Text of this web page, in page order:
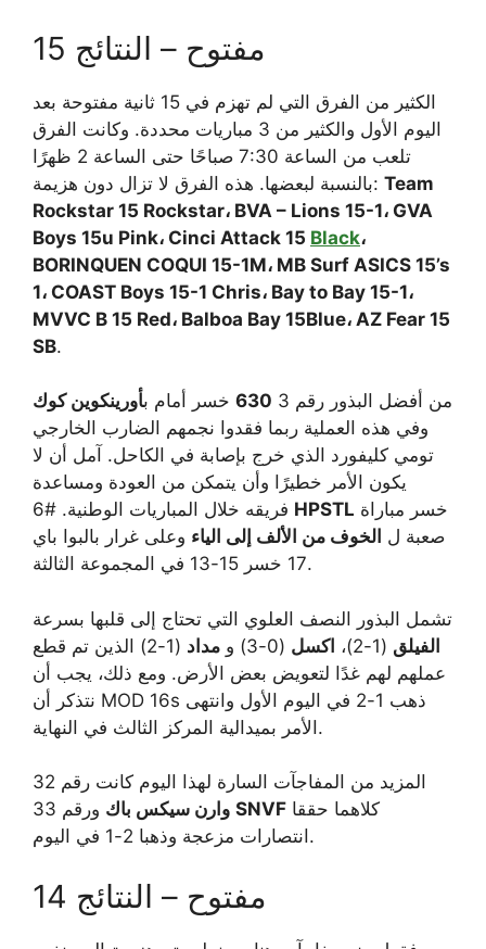
15 مفتوح – النتائج
الكثير من الفرق التي لم تهزم في 15 ثانية مفتوحة بعد
اليوم الأول والكثير من 3 مباريات محددة. وكانت الفرق
تلعب من الساعة 7:30 صباحًا حتى الساعة 2 ظهرًا
بالنسبة لبعضها. هذه الفرق لا تزال دون هزيمة: Team
Rockstar 15 Rockstar، BVA – Lions 15-1، GVA
Boys 15u Pink، Cinci Attack 15 Black،
BORINQUEN COQUI 15-1M، MB Surf ASICS 15’s
1، COAST Boys 15-1 Chris، Bay to Bay 15-1،
MVVC B 15 Red، Balboa Bay 15Blue، AZ Fear 15
SB.
من أفضل البذور رقم 3 630 خسر أمام بأورينكوين كوك
وفي هذه العملية ربما فقدوا نجمهم الضارب الخارجي
تومي كليفورد الذي خرج بإصابة في الكاحل. آمل أن لا
يكون الأمر خطيرًا وأن يتمكن من العودة ومساعدة
HPSTL
صعبة ل الخوف من الألف إلى الياء وعلى غرار بالبوا باي
17 خسر 15-13 في المجموعة الثالثة.
تشمل البذور النصف العلوي التي تحتاج إلى قلبها بسرعة
الفيلق (1-2)، اكسل (0-3) و مداد
(1-2) الذين تم قطع
عملهم لهم غدًا لتعويض بعض الأرض. ومع ذلك، يجب أن
نتذكر أن MOD 16s ذهب 1-2 في اليوم الأول وانتهى
الأمر بميدالية المركز الثالث في النهاية.
المزيد من المفاجآت السارة لهذا اليوم كانت رقم 32
وارن سيكس باك SNVF
انتصارات مزعجة وذهبا 2-1 في اليوم.
14 مفتوح – النتائج